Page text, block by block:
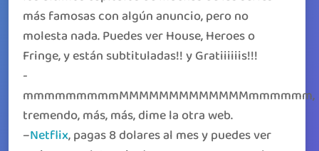
más famosas con algún anuncio, pero no
molesta nada. Puedes ver House, Heroes o
Fringe, y están subtituladas!! y Gratiiiiiis!!!
-
mmmmmmmmmMMMMMMMMMMMMMmmmmmm,
tremendo, más, más, dime la otra web.
–Netflix, pagas 8 dolares al mes y puedes ver